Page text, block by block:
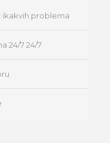
ikakvih problema
24/7 24/7